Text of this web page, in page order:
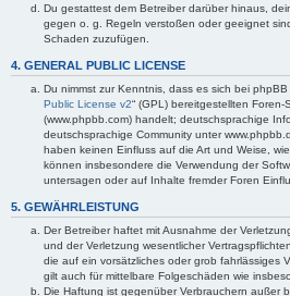
Du gestattest dem Betreiber darüber hinaus,
gegen o. g. Regeln verstoßen oder geeignet
Schaden zuzufügen.
4. GENERAL PUBLIC LICENSE
Du nimmst zur Kenntnis, dass es sich bei phpBB
Public License v2“ (GPL) bereitgestellten
(www.phpbb.com) handelt; deutschsprachige
deutschsprachige Community unter
haben keinen Einfluss auf die Art und Weise,
können insbesondere die Verwendung der
untersagen oder auf Inhalte fremder Foren
5. GEWÄHRLEISTUNG
Der Betreiber haftet mit Ausnahme der
und der Verletzung wesentlicher
die auf ein vorsätzliches oder grob fahrlässiges
gilt auch für mittelbare Folgeschäden wie
Die Haftung ist gegenüber Verbrauchern außer